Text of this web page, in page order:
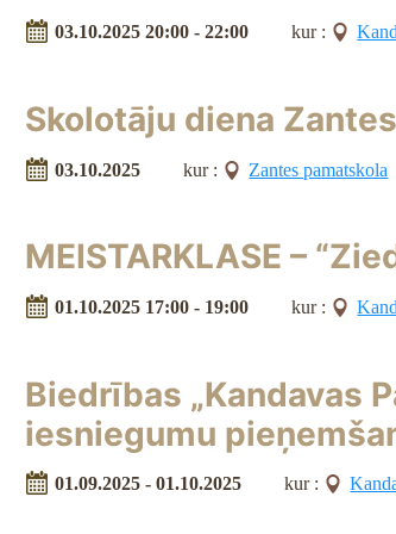
03.10.2025 20:00 - 22:00 kur :
Skolotāju diena
03.10.2025 kur : Zantes pamatskola
MEISTARKLASE –
01.10.2025 17:00 - 19:00 kur :
Biedrības „Kandavas
iesniegumu
01.09.2025 - 01.10.2025 kur :